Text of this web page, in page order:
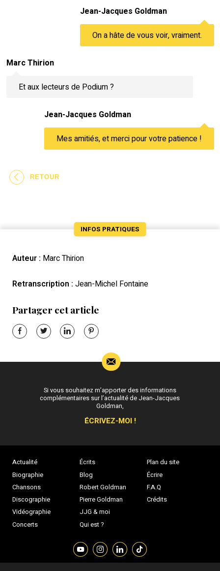
Jean-Jacques Goldman
On a hâte de vous voir, vraiment.
Marc Thirion
Et aux lecteurs de Podium ?
Jean-Jacques Goldman
Mes amitiés, et merci pour votre patience !
RETOUR
INFOS PRATIQUES
Auteur : Marc Thirion
Retranscription : Jean-Michel Fontaine
Partager cet article
Actualité
Biographie
Chansons
Discographie
Vidéographie
Concerts
Écrits
Blog
Robert Goldman
Pierre Goldman
JJG & moi
Qui est ?
Plan du site
Écrire
F.A.Q
Crédits
Si vous souhaitez m’apporter des informations
complémentaires sur l’actualité de Jean-Jacques
Goldman,
ÉCRIVEZ-MOI !